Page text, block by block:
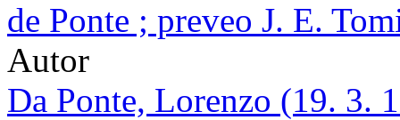
de Ponte ; preveo J. E.
Autor
Da Ponte, Lorenzo (19. 3.